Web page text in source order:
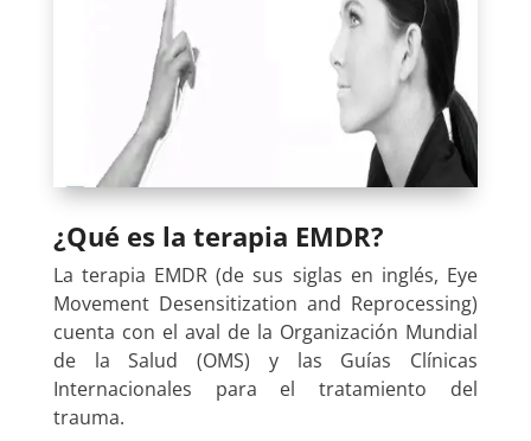
¿Qué es la terapia EMDR?
La terapia EMDR (de sus siglas en inglés, Eye
Movement Desensitization and Reprocessing)
cuenta con el aval de la Organización Mundial
de la Salud (OMS) y las Guías Clínicas
Internacionales para el tratamiento del
trauma.